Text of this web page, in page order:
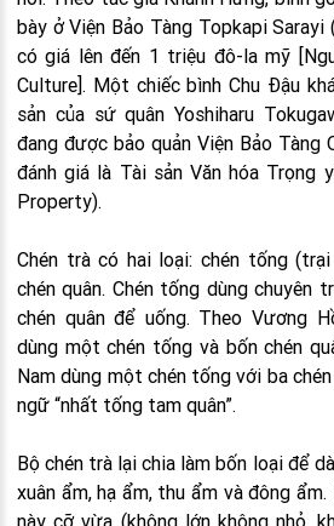
bày ở Viện Bảo Tàng Topkapi
có giá lên đến 1 triệu đô-la mỹ
Culture]. Một chiếc bình Chu Đậu
sản của sứ quân Yoshiharu
đang được bảo quản Viện Bảo Tàng
đánh giá là Tài sản Văn hóa Trọng
Property).
Chén trà có hai loại: chén tống
chén quân. Chén tống dùng chuyên
chén quân để uống. Theo Vương
dùng một chén tống và bốn chén
Nam dùng một chén tống với ba
ngữ “nhất tống tam quân”.
Bộ chén trà lại chia làm bốn loại để
xuân ẩm, hạ ẩm, thu ẩm và đông
này cỡ vừa (không lớn không nhỏ,